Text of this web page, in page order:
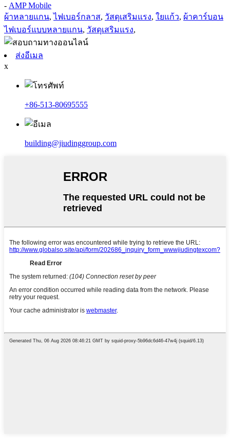
- AMP Mobile
ผ้าหลายแกน,ไฟเบอร์กลาส, วัสดุเสริมแรง, ใยแก้ว, ผ้าคาร์บอน
ไฟเบอร์แบบหลายแกน, วัสดุเสริมแรง,
ส่งอีเมล
x
+86-513-80695555
building@jiudinggroup.com